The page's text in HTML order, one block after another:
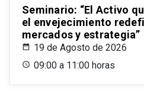
Seminario: “El Activo
el envejecimiento
mercados y estrategia”
19 de Agosto de 2026
09:00 a 11:00 horas